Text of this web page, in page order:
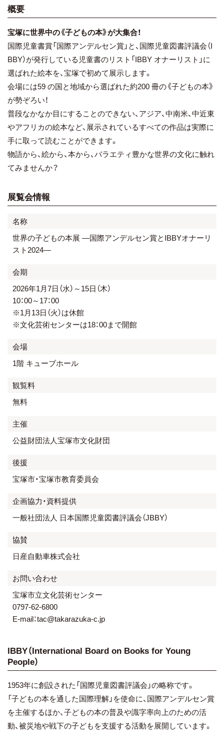
概要
宝塚に世界中の《子どもの本》が大集合！
国際児童書賞「国際アンデルセン賞」と、国際児童図書評議会（I
BBY）が発行している児童書のリスト「IBBY オナーリスト」に
選ばれた絵本を、宝塚で初めて展示します。
会場には59 の国と地域から選ばれた約200 冊の《子どもの本》
が勢ぞろい！
普段なかなか目にすることのできない、アジア、中南米、中近東
やアフリカの絵本など、展示されているすべての作品は実際に
手に取って読むことができます。
物語から、絵から、本から、バラエティ豊かな世界の文化に触れ
てみませんか？
展覧会情報
名称
世界の子どもの本展 —国際アンデルセン賞とIBBYオナーリ
スト2024—
会期
2026年1月7日（水）～15日（木）
10：00～17：00
※1月13日（火）は休館
※文化芸術センターは18：00まで開館
会場
1階 キューブホール
観覧料
無料
主催
公益財団法人宝塚市文化財団
後援
宝塚市・宝塚市教育委員会
企画協力・資料提供
一般社団法人 日本国際児童図書評議会（JBBY）
協賛
日産自動車株式会社
お問い合わせ
宝塚市立文化芸術センター
0797-62-6800
E-mail：tac@takarazuka-c.jp
IBBY（International Board on Books for Young
People）
1953年に創設された「国際児童図書評議会」の略称です。
「子どもの本を通した国際理解」を使命に、国際アンデルセン賞
を主催するほか、子どもの本の普及や識字率向上のための活
動、被災地や戦下の子どもを支援する活動を展開しています。